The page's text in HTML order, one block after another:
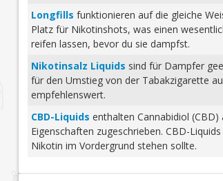
Longfills funktionieren auf die gleiche
Platz für Nikotinshots, was einen
reifen lassen, bevor du sie dampfst.
Nikotinsalz Liquids sind für Dampfer
für den Umstieg von der Tabakzigarette
empfehlenswert.
CBD-Liquids enthalten Cannabidiol
Eigenschaften zugeschrieben. CBD-
Nikotin im Vordergrund stehen sollte.